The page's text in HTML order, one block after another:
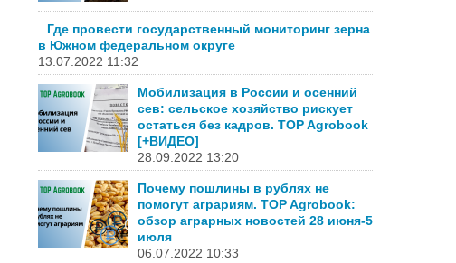
Где провести государственный мониторинг зерна
в Южном федеральном округе
13.07.2022 11:32
Мобилизация в России и осенний
сев: сельское хозяйство рискует
остаться без кадров. TOP Agrobook
[+ВИДЕО]
28.09.2022 13:20
Почему пошлины в рублях не
помогут аграриям. TOP Agrobook:
обзор аграрных новостей 28 июня-5
июля
06.07.2022 10:33